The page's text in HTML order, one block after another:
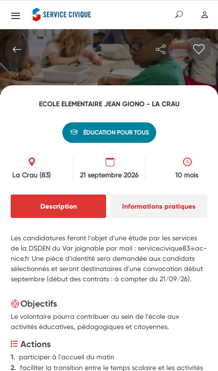
ECOLE ELEMENTAIRE JEAN GIONO - LA CRAU
ÉDUCATION POUR TOUS
La Crau(83) 21 septembre 2026 10 mois
Description Informations pratiques
Les candidatures feront l'objet d'une étude par les services
de la DSDEN du Var joignable par mail : service.civique83@ac-
nice.fr Une pièce d'identité sera demandée aux candidats
sélectionnés et seront destinataires d'une convocation début
septembre (début des contrats : à compter du 21/09/26).
Objectifs
Le volontaire pourra contribuer au sein de l’école aux
activités éducatives, pédagogiques et citoyennes.
Actions
1. participer à l'accueil du matin
2. faciliter la transition entre le temps scolaire et les activités